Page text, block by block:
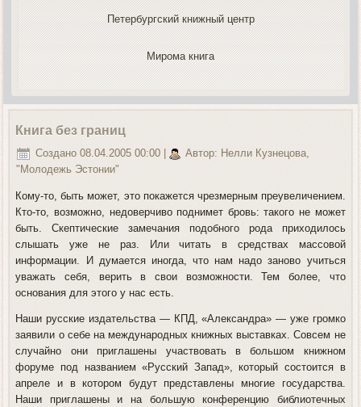
Петербургский книжный центр
Мирома книга
Книга без границ
Создано 08.04.2005 00:00
Автор: Нелли Кузнецова,
"Молодежь Эстонии"
Кому-то, быть может, это покажется чрезмерным преувеличением.
Кто-то, возможно, недоверчиво поднимет бровь: такого не может
быть. Скептические замечания подобного рода приходилось
слышать уже не раз. Или читать в средствах массовой
информации. И думается иногда, что нам надо заново учиться
уважать себя, верить в свои возможности. Тем более, что
основания для этого у нас есть.
Наши русские издательства — КПД, «Александра» — уже громко
заявили о себе на международных книжных выставках. Совсем не
случайно они приглашены участвовать в большом книжном
форуме под названием «Русский Запад», который состоится в
апреле и в котором будут представлены многие государства.
Наши приглашены и на большую конференцию библиотечных